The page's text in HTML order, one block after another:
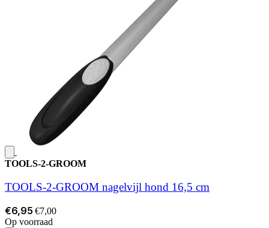
TOOLS-2-GROOM
TOOLS-2-GROOM nagelvijl hond 16,5 cm
€6,95 €7,00
Op voorraad